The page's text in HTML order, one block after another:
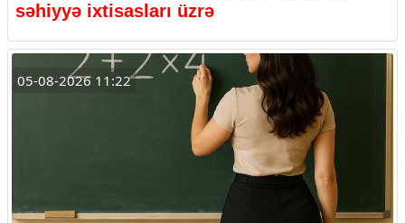
səhiyyə ixtisasları üzrə
05-08-2026 11:22